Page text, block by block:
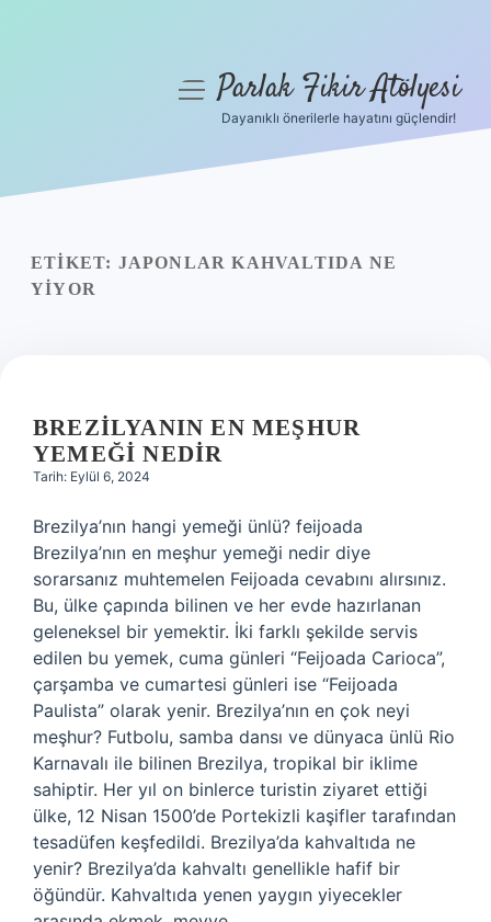
Yasal Uyarı
menüyüParlak Fikir Atölyesi
Dayanıklı önerilerle hayatını güçlendir!
ETIKET: JAPONLAR KAHVALTIDA NE
YIYOR
BREZILYANIN EN MEŞHUR
YEMEĞI NEDIR
Tarih: Eylül 6, 2024
Brezilya’nın hangi yemeği ünlü? feijoada
Brezilya’nın en meşhur yemeği nedir diye
sorarsanız muhtemelen Feijoada cevabını alırsınız.
Bu, ülke çapında bilinen ve her evde hazırlanan
geleneksel bir yemektir. İki farklı şekilde servis
edilen bu yemek, cuma günleri “Feijoada Carioca”,
çarşamba ve cumartesi günleri ise “Feijoada
Paulista” olarak yenir. Brezilya’nın en çok neyi
meşhur? Futbolu, samba dansı ve dünyaca ünlü Rio
Karnavalı ile bilinen Brezilya, tropikal bir iklime
sahiptir. Her yıl on binlerce turistin ziyaret ettiği
ülke, 12 Nisan 1500’de Portekizli kaşifler tarafından
tesadüfen keşfedildi. Brezilya’da kahvaltıda ne
yenir? Brezilya’da kahvaltı genellikle hafif bir
öğündür. Kahvaltıda yenen yaygın yiyecekler